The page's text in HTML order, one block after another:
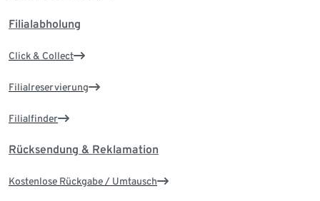
Filialabholung
Click & Collect
Filialreservierung
Filialfinder
Rücksendung & Reklamation
Kostenlose Rückgabe / Umtausch